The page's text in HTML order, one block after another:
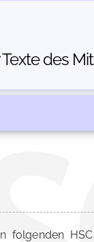
des
folgenden